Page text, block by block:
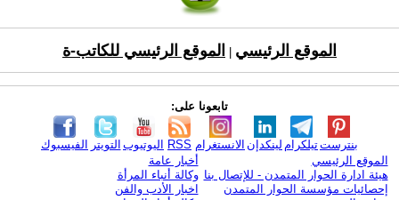
الموقع الرئيسي الموقع الرئيسي للكاتب-ة
تابعونا على:
الفيسبوك التويتر اليوتيوب RSS الانستغرام لينكدإن تيلكرامبنترست
الموقع الرئيسي
هيئة ادارة الحوار المتمدن - للإتصال بنا
إحصائيات مؤسسة الحوار المتمدن
أخبار عامة
وكالة أنباء المرأة
اخبار الأدب والفن